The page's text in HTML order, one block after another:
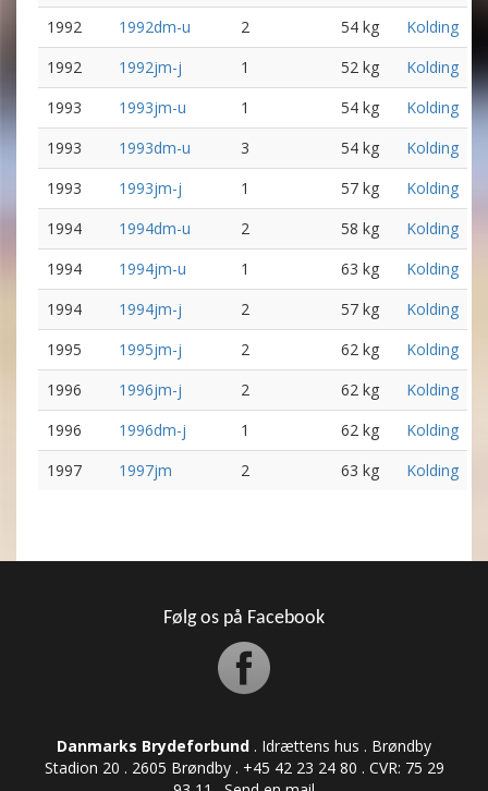
1992
1992dm-u 2 54 kg
Kolding
1992
1992jm-j 1 52 kg
Kolding
1993
1993jm-u 1 54 kg
Kolding
1993
1993dm-u 3 54 kg
Kolding
1993
1993jm-j 1 57 kg
Kolding
1994
1994dm-u 2 58 kg
Kolding
1994
1994jm-u 1 63 kg
Kolding
1994
1994jm-j 2 57 kg
Kolding
1995
1995jm-j 2 62 kg
Kolding
1996
1996jm-j 2 62 kg
Kolding
1996
1996dm-j 1 62 kg
Kolding
1997
1997jm 2 63 kg Kolding
Følg os på Facebook
Danmarks Brydeforbund . Idrættens hus . Brøndby
Stadion 20 . 2605 Brøndby . +45 42 23 24 80 . CVR: ​​​​​​75 29